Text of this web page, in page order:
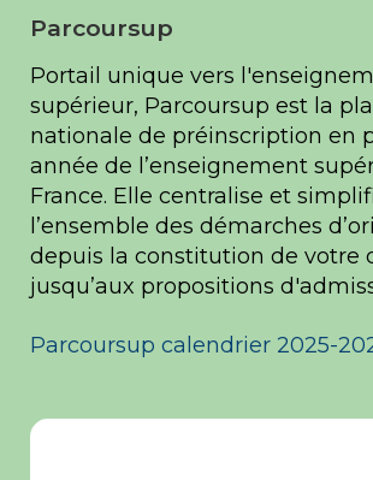
Parcoursup
Portail unique vers
supérieur, Parcoursup est la
nationale de préinscription en
année de l’enseignement
France. Elle centralise et
l’ensemble des démarches
depuis la constitution de votre
jusqu’aux propositions
Parcoursup calendrier 2025-